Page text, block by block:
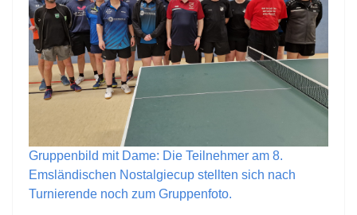
Gruppenbild mit Dame: Die Teilnehmer am 8.
Emsländischen Nostalgiecup stellten sich nach
Turnierende noch zum Gruppenfoto.